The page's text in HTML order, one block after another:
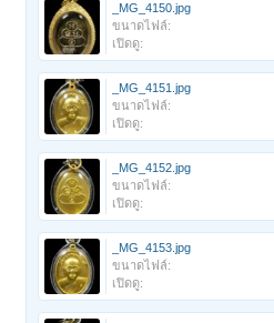
_MG_4150.jpg
ขนาดไฟล์:
เปิดดู:
_MG_4151.jpg
ขนาดไฟล์:
เปิดดู:
_MG_4152.jpg
ขนาดไฟล์:
เปิดดู:
_MG_4153.jpg
ขนาดไฟล์:
เปิดดู: